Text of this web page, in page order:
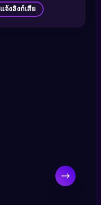
แจ้งลิงก์เสีย